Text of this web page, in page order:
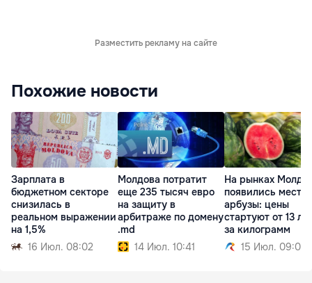
Разместить рекламу на сайте
Похожие новости
Зарплата в
бюджетном секторе
снизилась в
реальном выражении
на 1,5%
16 Июл. 08:02
Молдова потратит
еще 235 тысяч евро
на защиту в
арбитраже по домену
.md
14 Июл. 10:41
На рынках
появились
арбузы: цены
стартуют от 13
за килограмм
15 Июл. 09:01